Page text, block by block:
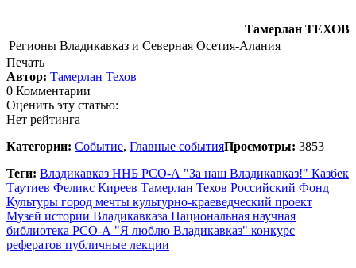
Тамерлан ТЕХОВ
Регионы Владикавказ и Северная Осетия-Алания
Печать
Автор: Тамерлан Техов
0 Комментарии
Оценить эту статью:
Нет рейтинга
Категории: Событие, Главные событияПросмотры: 3853
Теги: Владикавказ ННБ РСО-А "За наш Владикавказ!" Казбек
Таутиев Феликс Киреев Тамерлан Техов Российский Фонд
Культуры город мечты культурно-краеведческий проект
Музей истории Владикавказа Национальная научная
библиотека РСО-А "Я люблю Владикавказ" конкурс
рефератов публичные лекции